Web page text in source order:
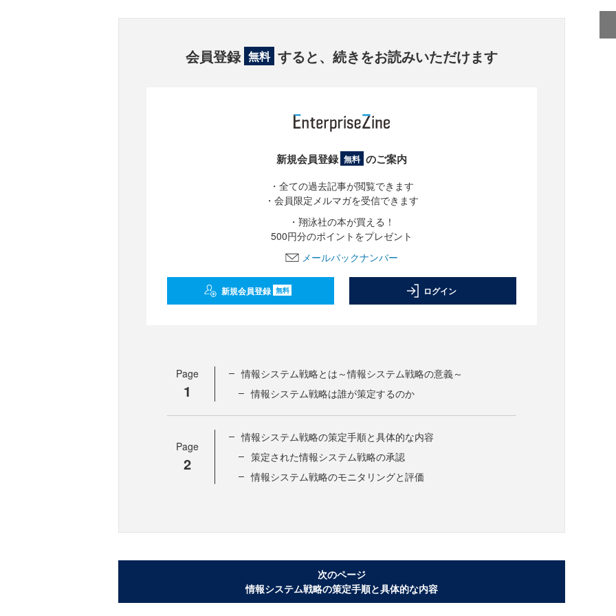
会員登録 無料 すると、続きをお読みいただけます
新規会員登録 無料 のご案内
・全ての過去記事が閲覧できます
・会員限定メルマガを受信できます
・翔泳社の本が買える！
500円分のポイントをプレゼント
メールバックナンバー
新規会員登録 無料 ログイン
Page
1
情報システム戦略とは～情報システム戦略の意義～
情報システム戦略は誰が策定するのか
Page
2
情報システム戦略の策定手順と具体的な内容
策定された情報システム戦略の承認
情報システム戦略のモニタリングと評価
次のページ
情報システム戦略の策定手順と具体的な内容